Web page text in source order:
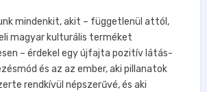
mindenkit, akit – függetlenül attól,
magyar kulturális terméket
– érdekel egy újfajta pozitív látás-
és az az ember, aki pillanatok
rendkívül népszerűvé, és aki